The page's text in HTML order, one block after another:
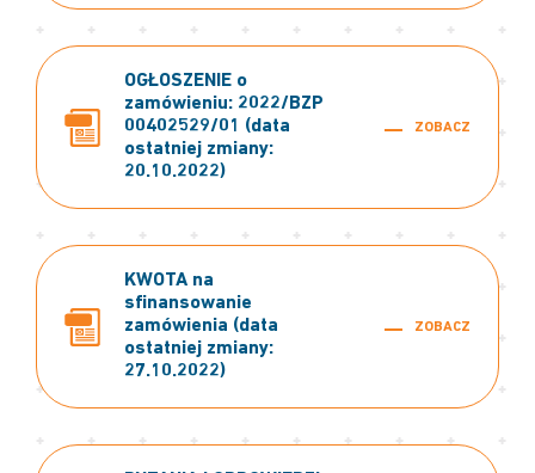
OGŁOSZENIE o
zamówieniu: 2022/BZP
00402529/01 (data
ostatniej zmiany:
20.10.2022)
ZOBACZ
KWOTA na
sfinansowanie
zamówienia (data
ostatniej zmiany:
27.10.2022)
ZOBACZ